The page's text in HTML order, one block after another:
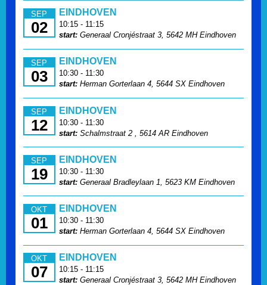
SEP
02
EINDHOVEN
10:15 - 11:15
start:Generaal Cronjéstraat 3, 5642 MH Eindhoven
SEP
03
EINDHOVEN
10:30 - 11:30
start:Herman Gorterlaan 4, 5644 SX Eindhoven
SEP
12
EINDHOVEN
10:30 - 11:30
start:Schalmstraat 2 , 5614 AR Eindhoven
SEP
19
EINDHOVEN
10:30 - 11:30
start:Generaal Bradleylaan 1, 5623 KM Eindhoven
OKT
01
EINDHOVEN
10:30 - 11:30
start:Herman Gorterlaan 4, 5644 SX Eindhoven
OKT
07
EINDHOVEN
10:15 - 11:15
start:Generaal Cronjéstraat 3, 5642 MH Eindhoven